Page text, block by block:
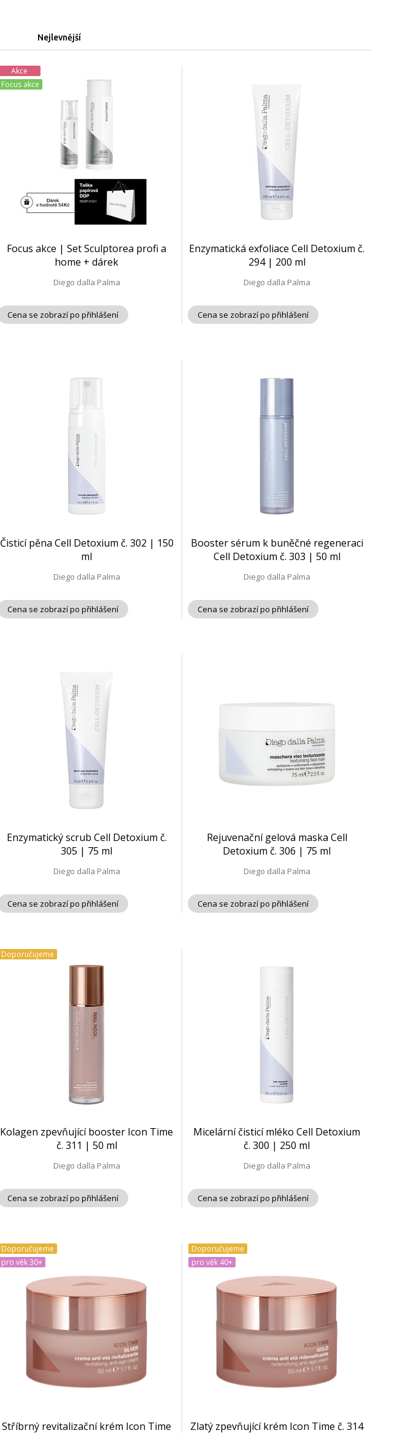
Nejlevnější
Akce
Focus akce
Focus akce | Set Sculptorea profi a
home + dárek
Diego dalla Palma
Cena se zobrazí po přihlášení
Enzymatická exfoliace Cell Detoxium č.
294 | 200 ml
Diego dalla Palma
Cena se zobrazí po přihlášení
Čisticí pěna Cell Detoxium č. 302 | 150
ml
Diego dalla Palma
Cena se zobrazí po přihlášení
Booster sérum k buněčné regeneraci
Cell Detoxium č. 303 | 50 ml
Diego dalla Palma
Cena se zobrazí po přihlášení
Enzymatický scrub Cell Detoxium č.
305 | 75 ml
Diego dalla Palma
Cena se zobrazí po přihlášení
Rejuvenační gelová maska Cell
Detoxium č. 306 | 75 ml
Diego dalla Palma
Cena se zobrazí po přihlášení
Doporučujeme
Kolagen zpevňující booster Icon Time
č. 311 | 50 ml
Diego dalla Palma
Cena se zobrazí po přihlášení
Micelární čisticí mléko Cell Detoxium
č. 300 | 250 ml
Diego dalla Palma
Cena se zobrazí po přihlášení
Doporučujeme
pro věk 30+
Stříbrný revitalizační krém Icon Time
Doporučujeme
pro věk 40+
Zlatý zpevňující krém Icon Time č. 314